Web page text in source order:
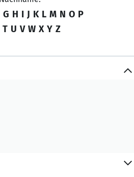
G H I J K L M N O P
T U V W X Y Z